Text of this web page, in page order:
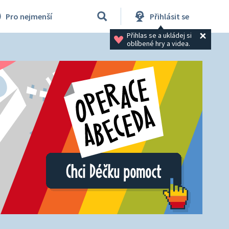
Pro nejmenší Přihlásit se
Přihlas se a ukládej si
oblíbené hry a videa.